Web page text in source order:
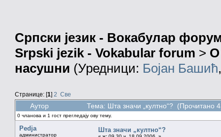
Српски језик - Вокабулар
Srpski jezik - Vokabular forum > О
насушни (Уредници: Бојан Башић
Странице: [1] 2 Све
Аутор Тема: Шта значи „култно“? (Прочитано
0 чланова и 1 гост прегледају ову тему.
Pedja
администратор
Шта значи „култно“?